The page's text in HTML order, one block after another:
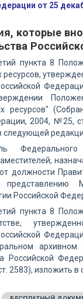
от 25
которые
пункта 8
ресурсов,
ресурсов"
2004, №25,
следующей
должности
Российской
пункта 8
архивном
Российской
2583), изложить